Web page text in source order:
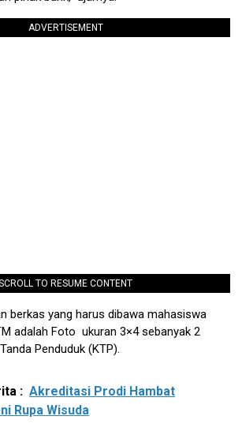
ADVERTISEMENT
TO RESUME CONTENT
berkas yang harus dibawa mahasiswa
adalah Foto ukuran 3×4 sebanyak 2
Penduduk (KTP).
: Akreditasi Prodi Hambat
Rupa Wisuda